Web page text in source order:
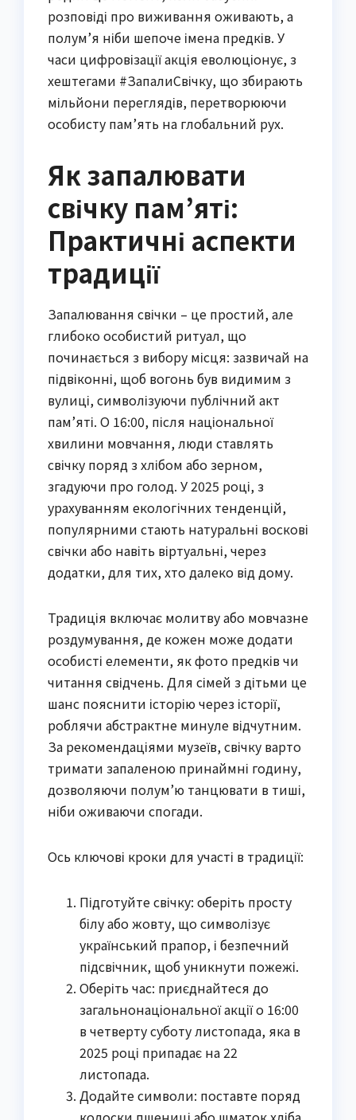
розповіді про виживання оживають, а
полум’я ніби шепоче імена предків. У
часи цифровізації акція еволюціонує, з
хештегами #ЗапалиСвічку, що збирають
мільйони переглядів, перетворюючи
особисту пам’ять на глобальний рух.
Як запалювати
свічку пам’яті:
Практичні аспекти
традиції
Запалювання свічки – це простий, але
глибоко особистий ритуал, що
починається з вибору місця: зазвичай на
підвіконні, щоб вогонь був видимим з
вулиці, символізуючи публічний акт
пам’яті. О 16:00, після національної
хвилини мовчання, люди ставлять
свічку поряд з хлібом або зерном,
згадуючи про голод. У 2025 році, з
урахуванням екологічних тенденцій,
популярними стають натуральні воскові
свічки або навіть віртуальні, через
додатки, для тих, хто далеко від дому.
Традиція включає молитву або мовчазне
роздумування, де кожен може додати
особисті елементи, як фото предків чи
читання свідчень. Для сімей з дітьми це
шанс пояснити історію через історії,
роблячи абстрактне минуле відчутним.
За рекомендаціями музеїв, свічку варто
тримати запаленою принаймні годину,
дозволяючи полум’ю танцювати в тиші,
ніби оживаючи спогади.
Ось ключові кроки для участі в традиції:
Підготуйте свічку: оберіть просту
білу або жовту, що символізує
український прапор, і безпечний
підсвічник, щоб уникнути пожежі.
Оберіть час: приєднайтеся до
загальнонаціональної акції о 16:00
в четверту суботу листопада, яка в
2025 році припадає на 22
листопада.
Додайте символи: поставте поряд